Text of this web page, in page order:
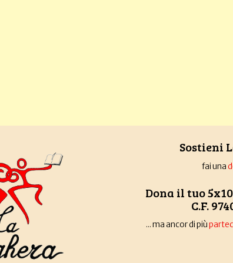
Sostieni
fai una
Dona il tuo
C.F.
... ma ancor di più